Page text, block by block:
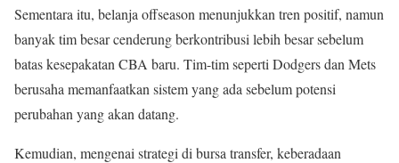
Sementara itu, belanja offseason menunjukkan tren positif, namun
banyak tim besar cenderung berkontribusi lebih besar sebelum
batas kesepakatan CBA baru. Tim-tim seperti Dodgers dan Mets
berusaha memanfaatkan sistem yang ada sebelum potensi
perubahan yang akan datang.
Kemudian, mengenai strategi di bursa transfer, keberadaan